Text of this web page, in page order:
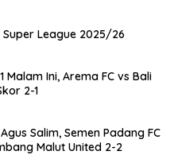
Super League 2025/26
Malam Ini, Arema FC vs Bali
2-1
Salim, Semen Padang FC
Malut United 2-2